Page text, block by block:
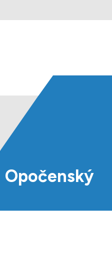
Opočenský